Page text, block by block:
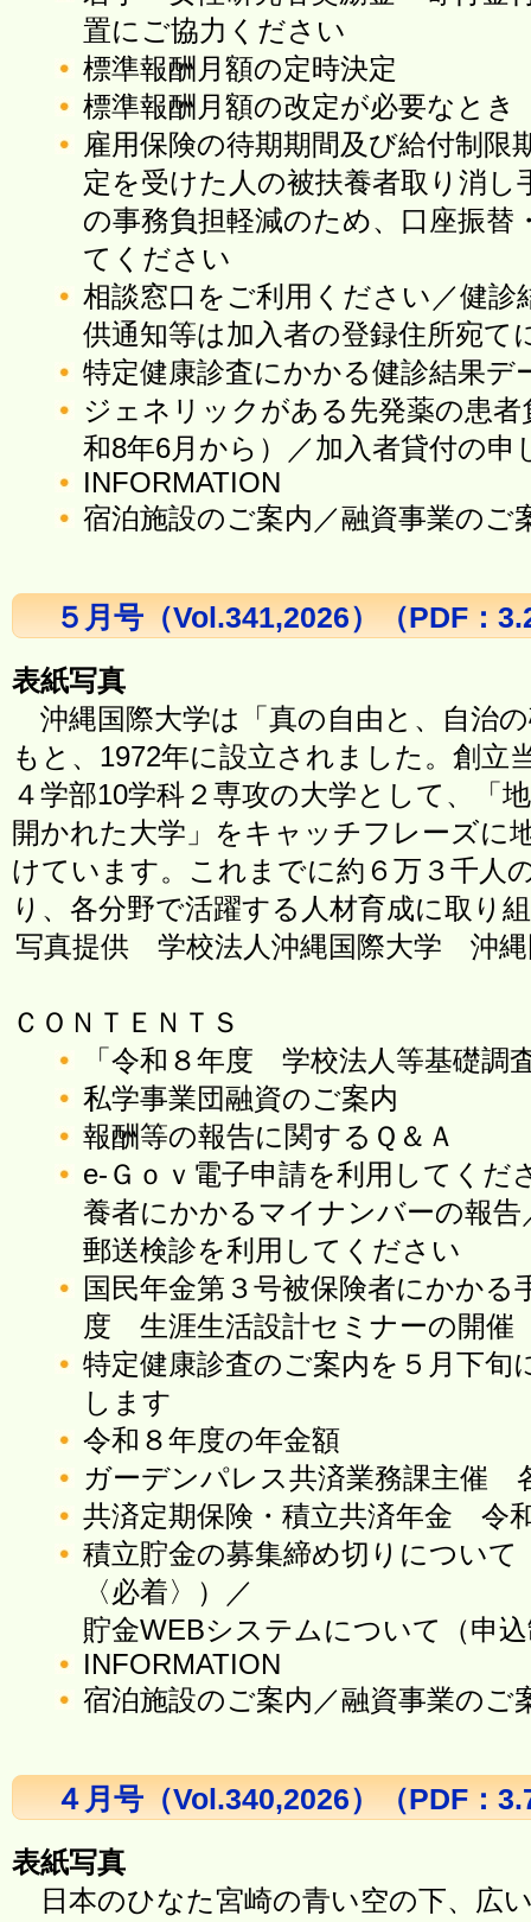
置にご協力ください
標準報酬月額の定時決定
標準報酬月額の改定が必要なとき
雇用保険の待期期間及び給付制限
定を受けた人の被扶養者取り消し
の事務負担軽減のため、口座振替
てください
相談窓口をご利用ください／健診
供通知等は加入者の登録住所宛て
特定健康診査にかかる健診結果デ
ジェネリックがある先発薬の患
和8年6月から）／加入者貸付の申
INFORMATION
宿泊施設のご案内／融資事業のご
５月号（Vol.341,2026）（PDF：
表紙写真
沖縄国際大学は「真の自由と、自治
もと、1972年に設立されました。創立
４学部10学科２専攻の大学として、「
開かれた大学」をキャッチフレーズに
けています。これまでに約６万３千人
り、各分野で活躍する人材育成に取り
写真提供 学校法人沖縄国際大学 沖縄
ＣＯＮＴＥＮＴＳ
「令和８年度 学校法人等基礎調
私学事業団融資のご案内
報酬等の報告に関するＱ＆Ａ
e-Ｇｏｖ電子申請を利用してくだ
養者にかかるマイナンバーの報告
郵送検診を利用してください
国民年金第３号被保険者にかかる
度 生涯生活設計セミナーの開催
特定健康診査のご案内を５月下旬
します
令和８年度の年金額
ガーデンパレス共済業務課主催
共済定期保険・積立共済年金 令
積立貯金の募集締め切りについて
〈必着〉）／
貯金WEBシステムについて（申
INFORMATION
宿泊施設のご案内／融資事業のご
４月号（Vol.340,2026）（PDF：
表紙写真
日本のひなた宮崎の青い空の下、広